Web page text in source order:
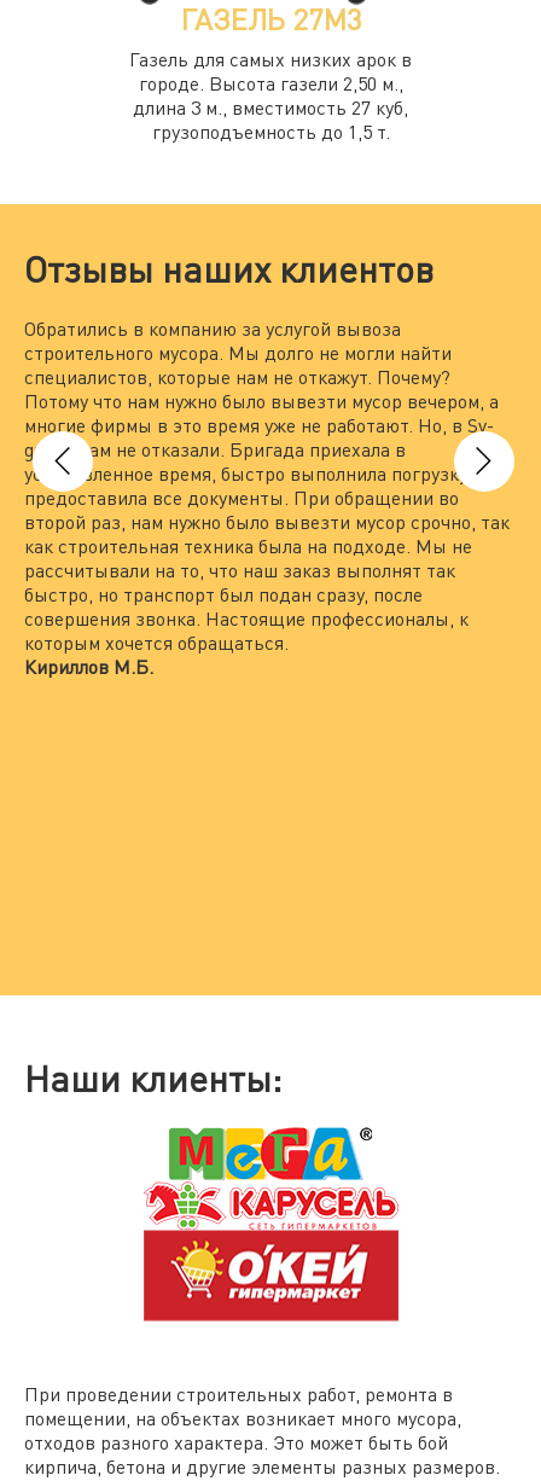
ГАЗЕЛЬ 27М3
Газель для самых низких арок в
городе. Высота газели 2,50 м.,
длина 3 м., вместимость 27 куб,
грузоподъемность до 1,5 т.
Отзывы наших клиентов
Обратились в компанию за услугой вывоза
строительного мусора. Мы долго не могли найти
специалистов, которые нам не откажут. Почему?
Потому что нам нужно было вывезти мусор вечером, а
многие фирмы в это время уже не работают. Но, в Sv-
group нам не отказали. Бригада приехала в
установленное время, быстро выполнила погрузку и
предоставила все документы. При обращении во
второй раз, нам нужно было вывезти мусор срочно, так
как строительная техника была на подходе. Мы не
рассчитывали на то, что наш заказ выполнят так
быстро, но транспорт был подан сразу, после
совершения звонка. Настоящие профессионалы, к
которым хочется обращаться.
Кириллов М.Б.
Наши клиенты:
При проведении строительных работ, ремонта в
помещении, на объектах возникает много мусора,
отходов разного характера. Это может быть бой
кирпича, бетона и другие элементы разных размеров.